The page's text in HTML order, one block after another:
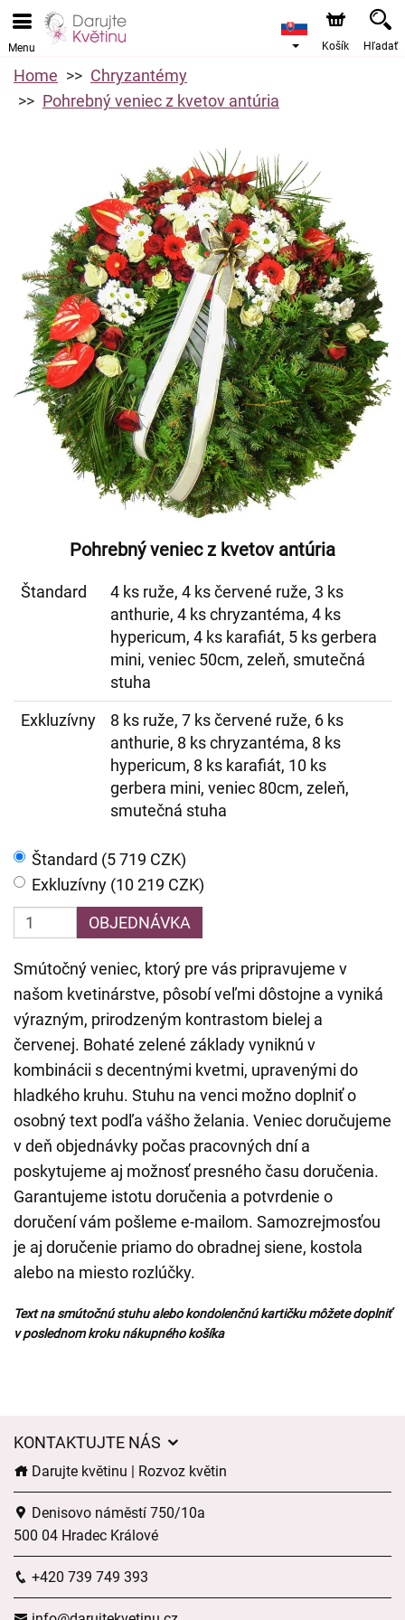
Menu Košík Hľadať
Home
Chryzantémy
Pohrebný veniec z kvetov antúria
Pohrebný veniec z kvetov antúria
Štandard
4 ks ruže, 4 ks červené ruže, 3 ks
anthurie, 4 ks chryzantéma, 4 ks
hypericum, 4 ks karafiát, 5 ks gerbera
mini, veniec 50cm, zeleň, smutečná
stuha
Exkluzívny
8 ks ruže, 7 ks červené ruže, 6 ks
anthurie, 8 ks chryzantéma, 8 ks
hypericum, 8 ks karafiát, 10 ks
gerbera mini, veniec 80cm, zeleň,
smutečná stuha
Štandard (5 719 CZK)
Exkluzívny (10 219 CZK)
OBJEDNÁVKA
Smútočný veniec, ktorý pre vás pripravujeme v
našom kvetinárstve, pôsobí veľmi dôstojne a vyniká
výrazným, prirodzeným kontrastom bielej a
červenej. Bohaté zelené základy vyniknú v
kombinácii s decentnými kvetmi, upravenými do
hladkého kruhu. Stuhu na venci možno doplniť o
osobný text podľa vášho želania. Veniec doručujeme
v deň objednávky počas pracovných dní a
poskytujeme aj možnosť presného času doručenia.
Garantujeme istotu doručenia a potvrdenie o
doručení vám pošleme e-mailom. Samozrejmosťou
je aj doručenie priamo do obradnej siene, kostola
alebo na miesto rozlúčky.
Text na smútočnú stuhu alebo kondolenčnú kartičku môžete doplniť
v poslednom kroku nákupného košíka
KONTAKTUJTE NÁS
Darujte květinu | Rozvoz květin
Denisovo náměstí 750/10a
500 04 Hradec Králové
+420 739 749 393